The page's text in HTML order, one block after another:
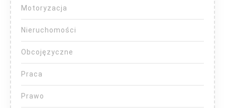
Motoryzacja
Nieruchomości
Obcojęzyczne
Praca
Prawo